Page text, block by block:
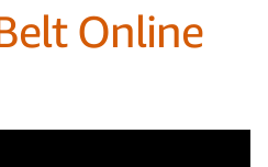
Online